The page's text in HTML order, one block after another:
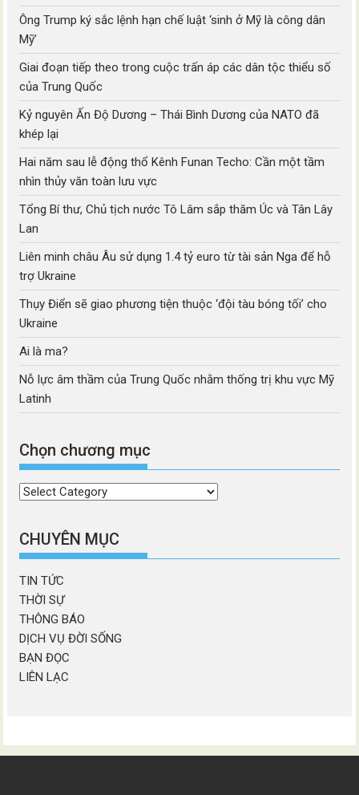
Ông Trump ký sắc lệnh hạn chế luật ‘sinh ở Mỹ là công dân
Mỹ’
Giai đoạn tiếp theo trong cuộc trấn áp các dân tộc thiểu số
của Trung Quốc
Kỷ nguyên Ấn Độ Dương – Thái Bình Dương của NATO đã
khép lại
Hai năm sau lễ động thổ Kênh Funan Techo: Cần một tầm
nhìn thủy văn toàn lưu vực
Tổng Bí thư, Chủ tịch nước Tô Lâm sắp thăm Úc và Tân Lây
Lan
Liên minh châu Âu sử dụng 1.4 tỷ euro từ tài sản Nga để hỗ
trợ Ukraine
Thụy Điển sẽ giao phương tiện thuộc ‘đội tàu bóng tối’ cho
Ukraine
Ai là ma?
Nỗ lực âm thầm của Trung Quốc nhằm thống trị khu vực Mỹ
Latinh
Chọn chương mục
Chọn
mục
CHUYÊN MỤC
TIN TỨC
THỜI SỰ
THÔNG BÁO
DỊCH VỤ ĐỜI SỐNG
BẠN ĐỌC
LIÊN LẠC